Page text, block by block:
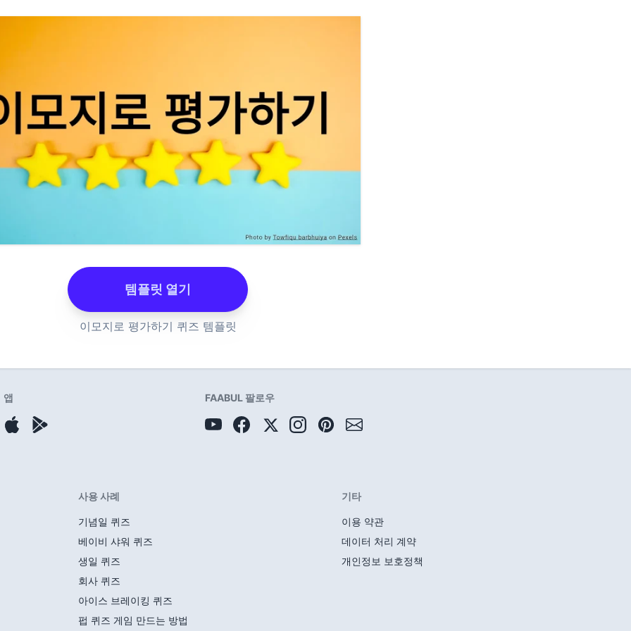
템플릿 열기
이모지로 평가하기 퀴즈 템플릿
앱 FAABUL 팔로우
사용 사례
기념일 퀴즈
베이비 샤워 퀴즈
생일 퀴즈
회사 퀴즈
아이스 브레이킹 퀴즈
펍 퀴즈 게임 만드는 방법
기타
이용 약관
데이터 처리 계약
개인정보 보호정책